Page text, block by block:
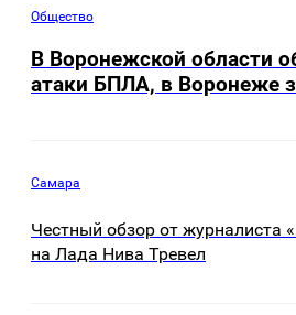
Общество
В Воронежской области
атаки БПЛА, в Воронеже
Самара
Честный обзор от журналиста
на Лада Нива Тревел